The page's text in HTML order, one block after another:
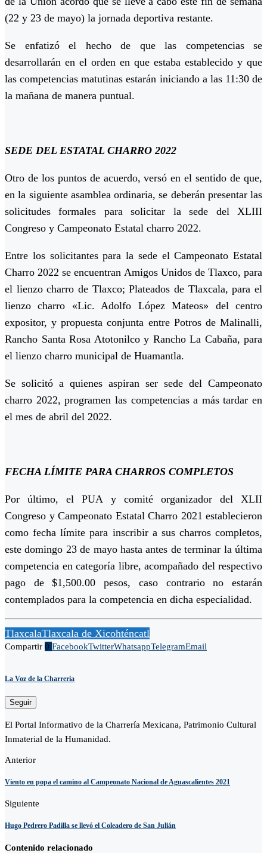
(22 y 23 de mayo) la jornada deportiva restante.
Se enfatizó el hecho de que las competencias se
desarrollarán en el orden en que estaba establecido y que
las competencias matutinas estarán iniciando a las 11:30 de
la mañana de manera puntual.
SEDE DEL ESTATAL CHARRO 2022
Otro de los puntos de acuerdo, versó en el sentido de que,
en la siguiente asamblea ordinaria, se deberán presentar las
solicitudes formales para solicitar la sede del XLIII
Congreso y Campeonato Estatal charro 2022.
Entre los solicitantes para la sede el Campeonato Estatal
Charro 2022 se encuentran Amigos Unidos de Tlaxco, para
el lienzo charro de Tlaxco; Plateados de Tlaxcala, para el
lienzo charro «Lic. Adolfo López Mateos» del centro
expositor, y propuesta conjunta entre Potros de Malinalli,
Rancho Santa Rosa Atotonilco y Rancho La Cabaña, para
el lienzo charro municipal de Huamantla.
Se solicitó a quienes aspiran ser sede del Campeonato
charro 2022, programen las competencias a más tardar en
el mes de abril del 2022.
FECHA LÍMITE PARA CHARROS COMPLETOS
Por último, el PUA y comité organizador del XLII
Congreso y Campeonato Estatal Charro 2021 establecieron
como fecha límite para inscribir a sus charros completos,
este domingo 23 de mayo hasta antes de terminar la última
competencia en categoría libre, acompañado del respectivo
pago de $1,500.00 pesos, caso contrario no estarán
contemplados para la competencia en dicha especialidad.
TlaxcalaTlaxcala de Xicohténcatl
Compartir 0 FacebookTwitterWhatsappTelegramEmail
La Voz de la Charreria
Seguir
El Portal Informativo de la Charrería Mexicana, Patrimonio Cultural
Inmaterial de la Humanidad.
Anterior
Viento en popa el camino al Campeonato Nacional de Aguascalientes 2021
Siguiente
Hugo Pedrero Padilla se llevó el Coleadero de San Julián
Contenido relacionado